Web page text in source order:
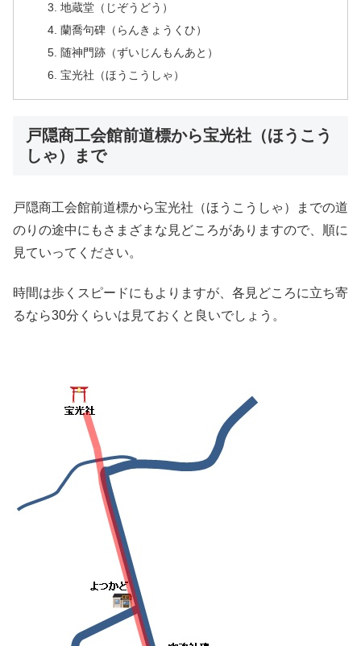
地蔵堂（じぞうどう）
蘭喬句碑（らんきょうくひ）
随神門跡（ずいじんもんあと）
宝光社（ほうこうしゃ）
戸隠商工会館前道標から宝光社（ほうこう
しゃ）まで
戸隠商工会館前道標から宝光社（ほうこうしゃ）までの道
のりの途中にもさまざまな見どころがありますので、順に
見ていってください。
時間は歩くスピードにもよりますが、各見どころに立ち寄
るなら30分くらいは見ておくと良いでしょう。